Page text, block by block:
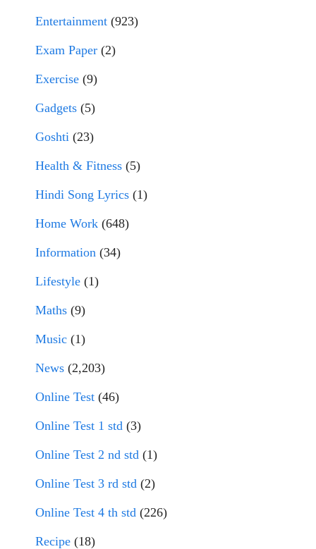
Entertainment (923)
Exam Paper (2)
Exercise (9)
Gadgets (5)
Goshti (23)
Health & Fitness (5)
Hindi Song Lyrics (1)
Home Work (648)
Information (34)
Lifestyle (1)
Maths (9)
Music (1)
News (2,203)
Online Test (46)
Online Test 1 std (3)
Online Test 2 nd std (1)
Online Test 3 rd std (2)
Online Test 4 th std (226)
Recipe (18)